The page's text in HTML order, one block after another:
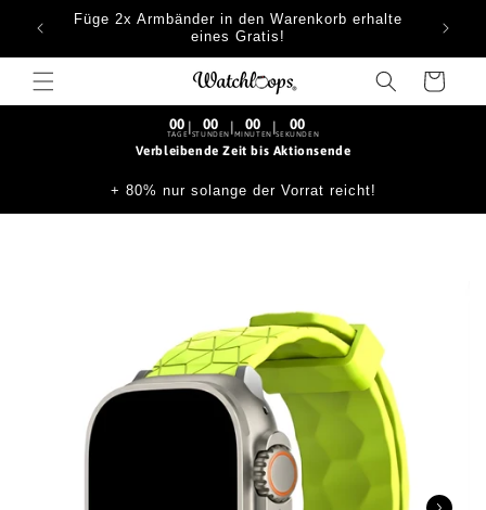
Skip to
content
Füge 2x Armbänder in den Warenkorb erhalte
eines Gratis!
Cart
00
TAGE| 00
STUNDEN | 00
MINUTEN | 00
SEKUNDEN
Verbleibende Zeit bis Aktionsende
+ 80% nur solange der Vorrat reicht!